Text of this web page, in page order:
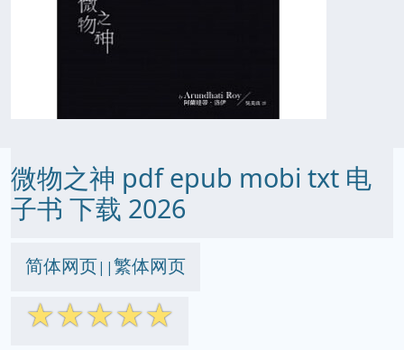
微物之神 pdf epub mobi txt 电
子书 下载 2026
简体网页||繁体网页
☆☆☆☆☆